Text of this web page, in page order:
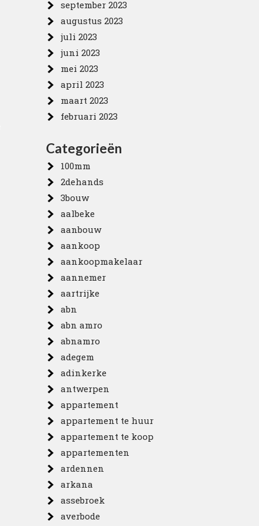
september 2023
augustus 2023
juli 2023
juni 2023
mei 2023
april 2023
maart 2023
februari 2023
Categorieën
100mm
2dehands
3bouw
aalbeke
aanbouw
aankoop
aankoopmakelaar
aannemer
aartrijke
abn
abn amro
abnamro
adegem
adinkerke
antwerpen
appartement
appartement te huur
appartement te koop
appartementen
ardennen
arkana
assebroek
averbode